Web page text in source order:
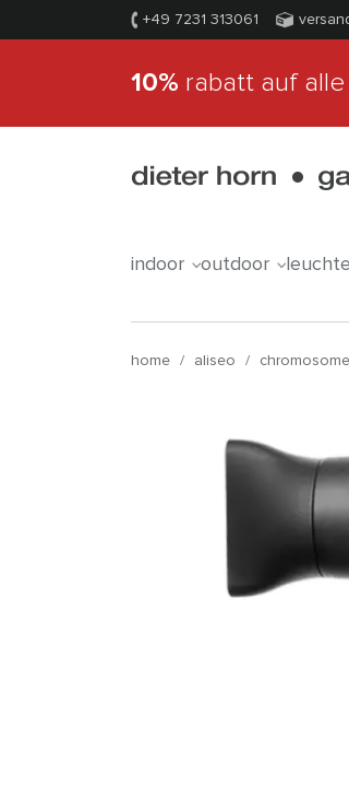
+49 7231 313061
10% rabatt auf alle
indoor outdoor
home / aliseo /